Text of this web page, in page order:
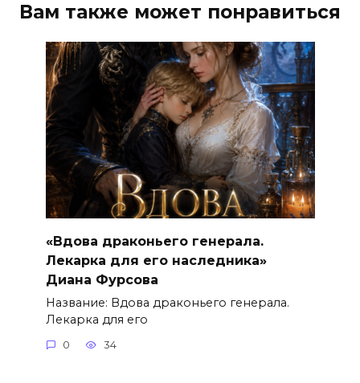
Вам также может понравиться
«Вдова драконьего генерала.
Лекарка для его наследника»
Диана Фурсова
Название: Вдова драконьего генерала.
Лекарка для его
0 34